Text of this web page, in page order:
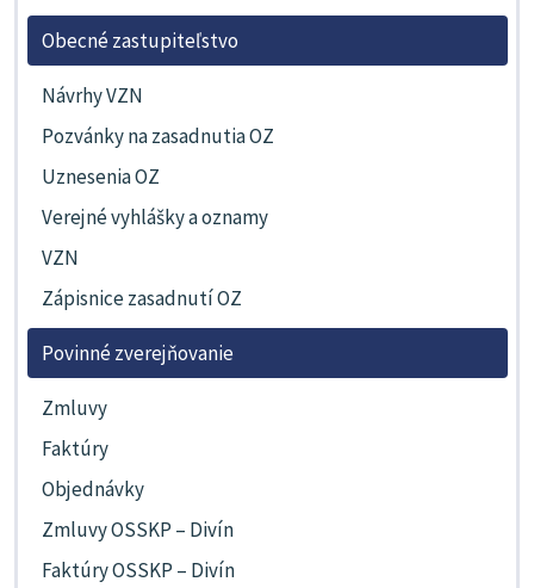
Obecné zastupiteľstvo
Návrhy VZN
Pozvánky na zasadnutia OZ
Uznesenia OZ
Verejné vyhlášky a oznamy
VZN
Zápisnice zasadnutí OZ
Povinné zverejňovanie
Zmluvy
Faktúry
Objednávky
Zmluvy OSSKP – Divín
Faktúry OSSKP – Divín